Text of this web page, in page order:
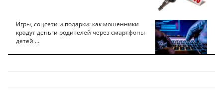
Игры, соцсети и подарки: как мошенники
крадут деньги родителей через смартфоны
детей ...